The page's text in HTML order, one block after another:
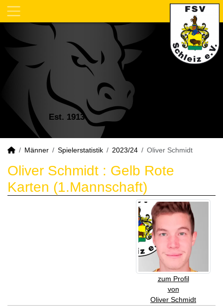
Est. 1913
Männer Spielerstatistik 2023/24 Oliver Schmidt
Oliver Schmidt : Gelb Rote
Karten (1.Mannschaft)
zum Profil
von
Oliver Schmidt